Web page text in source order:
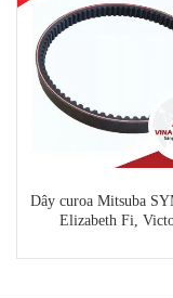
Dây curoa Mitsuba
Elizabeth Fi,